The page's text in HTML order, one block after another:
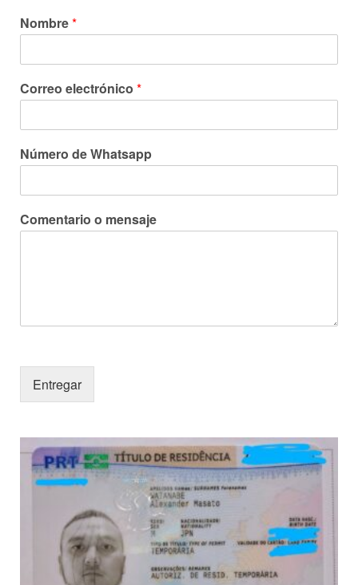
Nombre*
Correo electrónico *
Número de Whatsapp
Comentario o mensaje
Entregar